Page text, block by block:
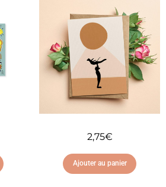
2,75€
Ajouter au panier